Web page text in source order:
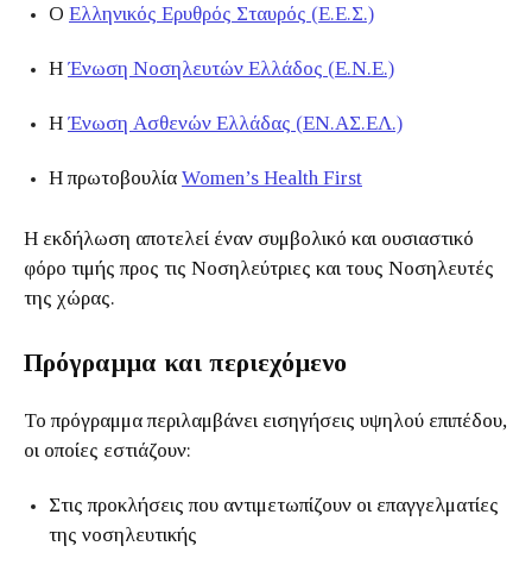
Ο Ελληνικός Ερυθρός Σταυρός (Ε.Ε.Σ.)
Η Ένωση Νοσηλευτών Ελλάδος (Ε.Ν.Ε.)
Η Ένωση Ασθενών Ελλάδας (ΕΝ.ΑΣ.ΕΛ.)
Η πρωτοβουλία Women’s Health First
Η εκδήλωση αποτελεί έναν συμβολικό και ουσιαστικό
φόρο τιμής προς τις Νοσηλεύτριες και τους Νοσηλευτές
της χώρας.
Πρόγραμμα και περιεχόμενο
Το πρόγραμμα περιλαμβάνει εισηγήσεις υψηλού επιπέδου,
οι οποίες εστιάζουν:
Στις προκλήσεις που αντιμετωπίζουν οι επαγγελματίες
της νοσηλευτικής